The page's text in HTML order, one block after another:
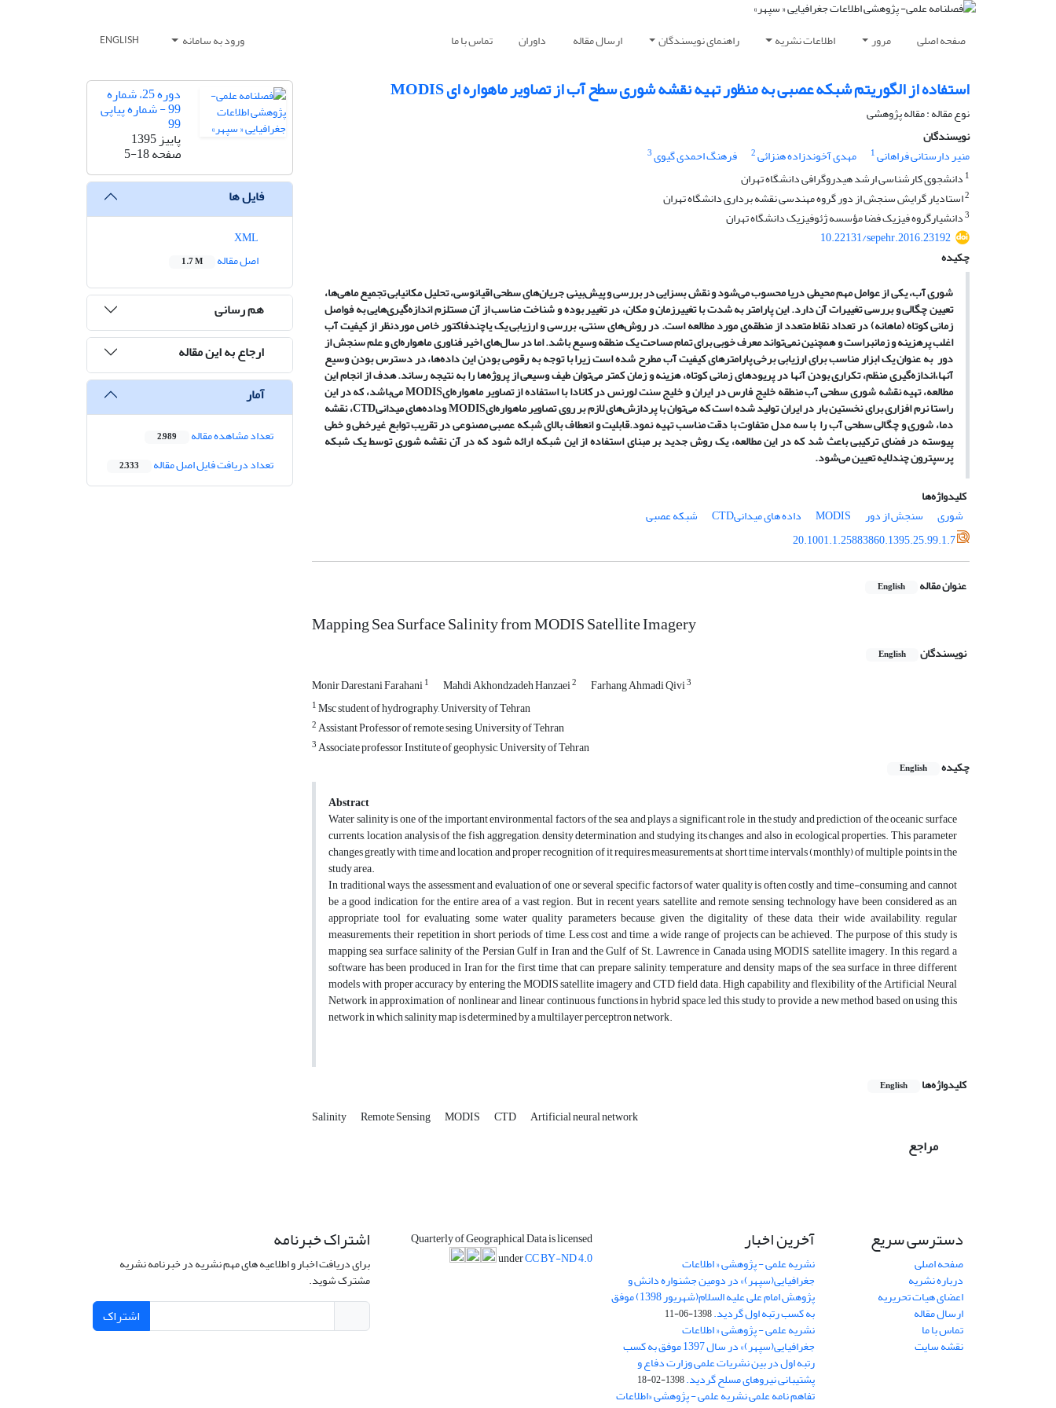
صفحه اصلی مرور اطلاعات نشریه راهنمای نویسندگان ارسال مقاله داوران تماس با ما ورود به سامانه ENGLISH
استفاده از الگوریتم شبکه عصبی به منظور تهیه نقشه شوری سطح آب از تصاویر ماهواره ای MODIS
نوع مقاله : مقاله پژوهشی
نویسندگان
منیر دارستانی فراهانی1 مهدی آخوندزاده هنزائی2 فرهنگ احمدی گیوی3
1 دانشجوی کارشناسی ارشد هیدروگرافی دانشگاه تهران
2استادیار گرایش سنجش از دور گروه مهندسی نقشه برداری دانشگاه تهران
3دانشیارگروه فیزیک فضا مؤسسه ژئوفیزیک دانشگاه تهران
10.22131/sepehr.2016.23192
چکیده
شوری آب، یکی از عوامل مهم محیطی دریا محسوب میشود و نقش بسزایی در بررسی و پیشبینیجریانهای سطحی اقیانوسی،تحلیل مکانیابی تجمیع ماهیها،
تعیین چگالی و بررسی تغییرات آندارد.این پارامتر به شدت با تغییرزمان و مکان، در تغییر بوده و شناخت مناسب از آن مستلزم اندازهگیریهایی به فواصل
زمانی کوتاه (ماهانه) در تعداد نقاط متعدد از منطقهی مورد مطالعه است.در روشهای سنتی، بررسی و ارزیابی یک یاچندفاکتور خاص موردنظر از کیفیت آب
اغلب پرهزینه و زمانبراست و همچنین نمیتواند معرف خوبی برای تمام مساحت یک منطقه وسیع باشد. اما در سالهای اخیر فناوری ماهوارهای و علم سنجش از
دور به عنوان یک ابزار مناسب برای ارزیابی برخی پارامترهای کیفیت آب مطرح شده است زیرا با توجه بهرقومی بودن این دادهها، در دسترس بودن وسیع
آنها،اندازهگیری منظم، تکراری بودن آنها در پریودهای زمانی کوتاه، هزینه و زمان کمتر میتوان طیف وسیعی از پروژهها را به نتیجه رساند.هدف از انجام این
مطالعه، تهیه نقشه شوری سطحی آب منطقه خلیج فارس در ایران و خلیج سنت لورنس در کانادا با استفاده از تصاویر ماهوارهایMODISمیباشد، که در این
راستا نرم افزاری برای نخستین بار در ایران تولید شده است که میتوان با پردازشهای لازم بر روی تصاویر ماهوارهایMODISودادههای میدانیCTD، نقشه
دما، شوری و چگالی سطحی آب را با سه مدل متفاوت با دقت مناسب تهیه نمود.قابلیت و انعطاف بالای شبکه عصبی مصنوعی در تقریب توابع غیرخطی و خطی
پیوسته در فضای ترکیبی باعث شد که در این مطالعه، یک روش جدید بر مبنای استفاده از این شبکه ارائه شود که در آن نقشه شوری توسط یک شبکه
پرسپترون چندلایه تعیین میشود.
کلیدواژه‌ها
شوری
سنجش از دور MODIS داده های میدانیCTD
شبکه عصبی
20.1001.1.25883860.1395.25.99.1.7
عنوان مقاله English
Mapping Sea Surface Salinity from MODIS Satellite Imagery
نویسندگان English
Monir Darestani Farahani1 Mahdi Akhondzadeh Hanzaei2 Farhang Ahmadi Qivi3
1Msc student of hydrography, University of Tehran
2Assistant Professor of remote sesing, University of Tehran
3Associate professor, Institute of geophysic, University of Tehran
چکیده
English
Abstract
Water salinity is one of the important environmental factors of the sea and plays a significant role in the study and prediction of the oceanic surface
currents, location analysis of the fish aggregation, density determination and studying its changes, and also in ecological properties. This parameter
changes greatly with time and location, and proper recognition of it requires measurements at short time intervals (monthly) of multiple points in the
study area.
In traditional ways, the assessment and evaluation of one or several specific factors of water quality is often costly and time-consuming, and cannot
be a good indication for the entire area of a vast region. But in recent years, satellite and remote sensing technology have been considered as an
appropriate tool for evaluating some water quality parameters because, given the digitality of these data, their wide availability, regular
measurements, their repetition in short periods of time, Less cost and time, a wide range of projects can be achieved. The purpose of this study is
mapping sea surface salinity of the Persian Gulf in Iran and the Gulf of St. Lawrence in Canada using MODIS satellite imagery. In this regard, a
software has been produced in Iran for the first time that can prepare salinity, temperature and density maps of the sea surface in three different
models with proper accuracy by entering the MODIS satellite imagery and CTD field data. High capability and flexibility of the Artificial Neural
Network in approximation of nonlinear and linear continuous functions in hybrid space, led this study to provide a new method based on using this
network in which salinity map is determined by a multilayer perceptron network.
کلیدواژه‌ها English
Salinity Remote Sensing MODIS CTD Artificial neural network
مراجع
دوره 25، شماره
99 - شماره پیاپی
99
پاییز 1395
صفحه5-18
فایل ها
اصل مقاله
1.7 M
هم رسانی
ارجاع به این مقاله
آمار
تعداد مشاهده مقاله 2,989
تعداد دریافت فایل اصل مقاله 2,333
دسترسی سریع
صفحه اصلی
درباره نشریه
اعضای هیات تحریریه
ارسال مقاله
تماس با ما
نقشه سایت
آخرین اخبار
نشریه علمی - پژوهشی « اطلاعات
جغرافیایی(سپهر)» در دومین جشنواره دانش و
پژوهش امام علی علیه السلام(شهریور 1398) موفق
به کسب رتبه اول گردید.1398-06-11
نشریه علمی - پژوهشی « اطلاعات
جغرافیایی(سپهر)» در سال 1397 موفق به کسب
رتبه اول در بین نشریات علمی وزارت دفاع و
پشتیبانی نیروهای مسلح گردید.1398-02-18
تفاهم نامه علمی نشریه علمی - پژوهشی «اطلاعات
Quarterly of Geographical Data is licensed
underCC BY-ND 4.0
اشتراک خبرنامه
برای دریافت اخبار و اطلاعیه های مهم نشریه در خبرنامه نشریه
مشترک شوید.
اشتراک